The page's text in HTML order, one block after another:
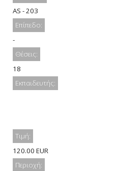
AS - 203
Επίπεδο:
-
Θέσεις:
18
Εκπαιδευτής:
Τιμή:
120.00 EUR
Περιοχή: